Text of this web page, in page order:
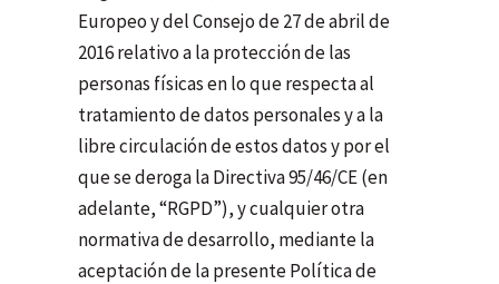
Europeo y del Consejo de 27 de abril de
2016 relativo a la protección de las
personas físicas en lo que respecta al
tratamiento de datos personales y a la
libre circulación de estos datos y por el
que se deroga la Directiva 95/46/CE (en
adelante, “RGPD”), y cualquier otra
normativa de desarrollo, mediante la
aceptación de la presente Política de